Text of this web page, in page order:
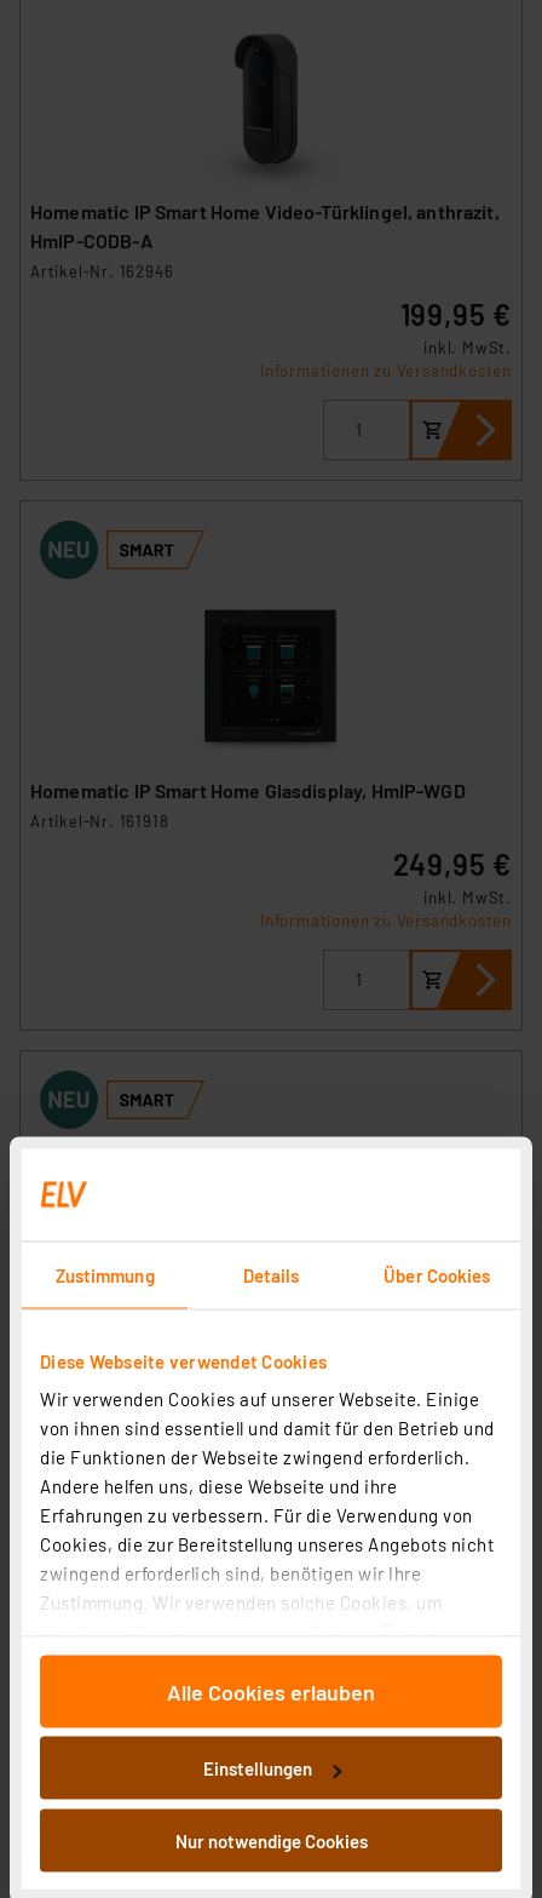
Zustimmung Details Über Cookies
Diese Webseite verwendet Cookies
Wir verwenden Cookies auf unserer Webseite. Einige
von ihnen sind essentiell und damit für den Betrieb und
die Funktionen der Webseite zwingend erforderlich.
Andere helfen uns, diese Webseite und ihre
Erfahrungen zu verbessern. Für die Verwendung von
Cookies, die zur Bereitstellung unseres Angebots nicht
zwingend erforderlich sind, benötigen wir Ihre
Zustimmung. Wir verwenden solche Cookies, um
für soziale Medien anbieten zu können und die Zugriffe
auf unsere Website zu analysieren. Außerdem geben
an unsere Partner für soziale Medien, Werbung und
Analysen weiter. Unsere Partner führen diese
Informationen möglicherweise mit weiteren Daten
zusammen, die Sie ihnen bereitgestellt haben oder die
sie im Rahmen Ihrer Nutzung der Dienste gesammelt
Alle Cookies erlauben
Einstellungen
Nur notwendige Cookies
Homematic IP Smart Home Video-Türklingel, anthrazit,
HmIP-CODB-A
Artikel-Nr. 162946
199,95 €
inkl. MwSt.
Informationen zu Versandkosten
Homematic IP Smart Home Glasdisplay, HmIP-WGD
Artikel-Nr. 161918
249,95 €
inkl. MwSt.
Informationen zu Versandkosten
WGD-PL
Artikel-Nr. 161937
279,95 €
Informationen zu Versandkosten